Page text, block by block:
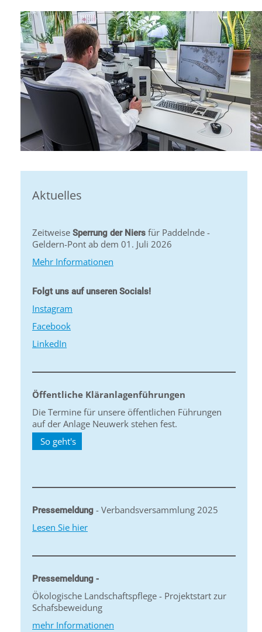
Aktuelles
Zeitweise Sperrung der Niers für Paddelnde -
Geldern-Pont ab dem 01. Juli 2026
Mehr Informationen
Folgt uns auf unseren Socials!
Instagram
Facebook
LinkedIn
Öffentliche Kläranlagenführungen
Die Termine für unsere öffentlichen Führungen
auf der Anlage Neuwerk stehen fest.
So geht's
Pressemeldung - Verbandsversammlung 2025
Lesen Sie hier
Pressemeldung -
Ökologische Landschaftspflege - Projektstart zur
Schafsbeweidung
mehr Informationen